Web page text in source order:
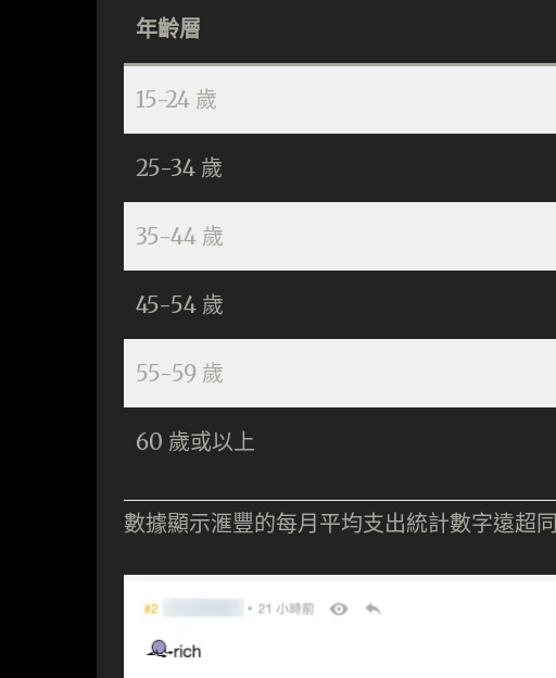
年齡層
15-24 歲
25-34 歲
35-44 歲
45-54 歲
55-59 歲
60 歲或以上
數據顯示滙豐的每月平均支出統計數字遠超